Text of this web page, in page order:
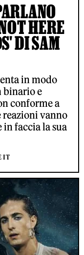
HERE
DI SAM
in modo
binario e
conforme a
vanno
in faccia la sua
IT